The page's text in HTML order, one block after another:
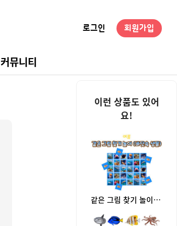
로그인 회원가입
커뮤니티
이런 상품도 있어
요!
같은 그림 찾기 놀이 (바닷속 생물)